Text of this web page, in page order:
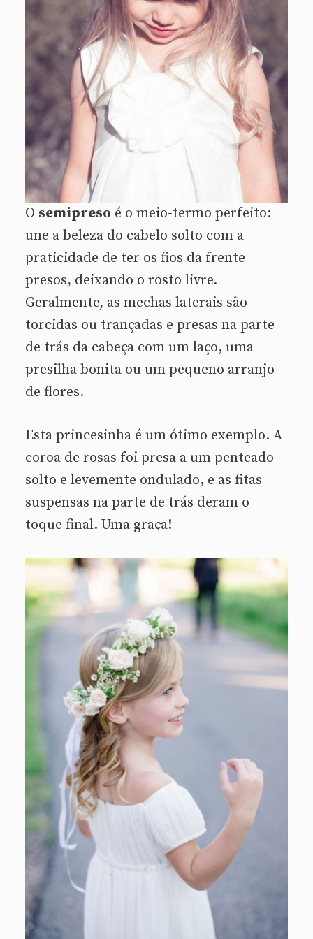
O semipreso é o meio-termo perfeito:
une a beleza do cabelo solto com a
praticidade de ter os fios da frente
presos, deixando o rosto livre.
Geralmente, as mechas laterais são
torcidas ou trançadas e presas na parte
de trás da cabeça com um laço, uma
presilha bonita ou um pequeno arranjo
de flores.
Esta princesinha é um ótimo exemplo. A
coroa de rosas foi presa a um penteado
solto e levemente ondulado, e as fitas
suspensas na parte de trás deram o
toque final. Uma graça!